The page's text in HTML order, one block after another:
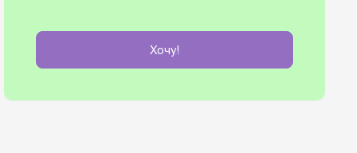
Хочу!